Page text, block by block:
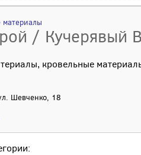
материалы
/
кровельные
Шевченко, 18